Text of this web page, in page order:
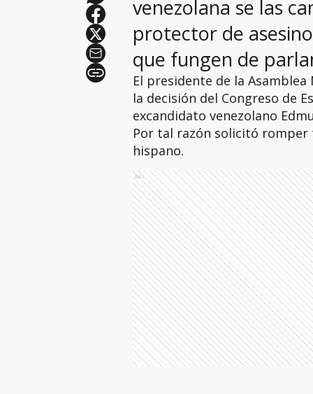
venezolana se las
protector de
que fungen de
El presidente de la
la decisión del Congreso de
excandidato venezolano
Por tal razón solicitó
hispano.
Ads